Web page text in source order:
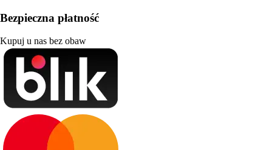
Bezpieczna płatność
Kupuj u nas bez obaw